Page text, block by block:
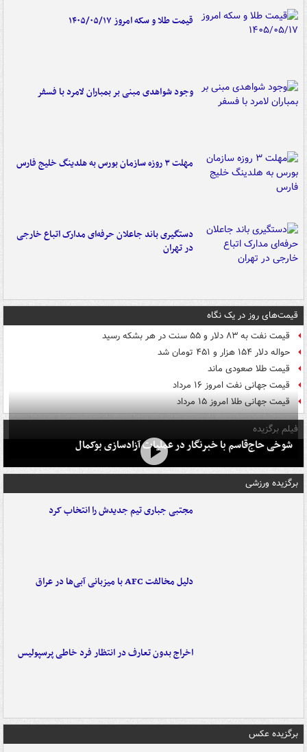
قیمت طلا و سکه امروز ۱۴۰۵/۰۵/۱۷
وجود شواهدی مبنی بر بمباران لامرد با فسفر
مهلت ۳ روزه سازمان بورس به هلدینگ خلیج فارس
دستگیری باند جاعلان حرفه‌ای مدارک اتباع خارجی
در تهران
قیمت‌های روز در یک نگاه
قیمت نفت به ۸۳ دلار و ۵۵ سنت در هر بشکه رسید
حواله دلار ۱۵۴ هزار و ۴۵۱ تومان شد
قیمت طلا صعودی ماند
قیمت جهانی نفت امروز ۱۶ مرداد
قیمت جهانی طلا امروز ۱۵ مرداد
فیلم برگزیده
شوخی حاج‌قاسم با خبرنگار در عملیات آزادسازی بوکمال
برگزیده ورزشی
مجتبی جباری تیم جدیدش را انتخاب کرد
دلیل مخالفت AFC با میزبانی آبی‌ها در عراق
اخراج بدون تعارف در انتظار فرد خاطی پرسپولیس
برگزیده عکس